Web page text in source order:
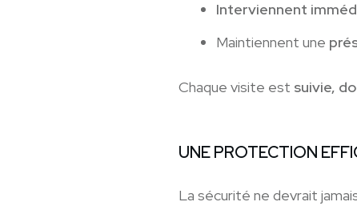
Interviennent
Maintiennent une
Chaque visite est suivie,
UNE PROTECTION
La sécurité ne devrait